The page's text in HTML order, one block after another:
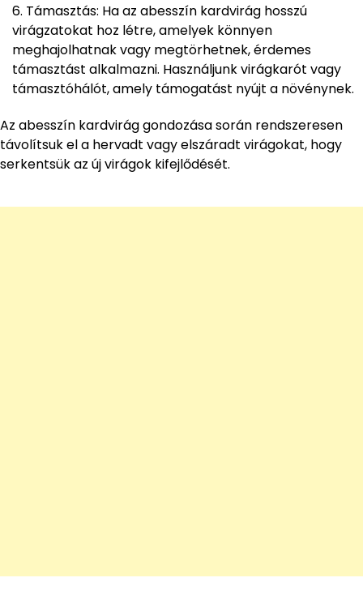
Támasztás: Ha az abesszín kardvirág hosszú
virágzatokat hoz létre, amelyek könnyen
meghajolhatnak vagy megtörhetnek, érdemes
támasztást alkalmazni. Használjunk virágkarót vagy
támasztóhálót, amely támogatást nyújt a növénynek.
Az abesszín kardvirág gondozása során rendszeresen
távolítsuk el a hervadt vagy elszáradt virágokat, hogy
serkentsük az új virágok kifejlődését.